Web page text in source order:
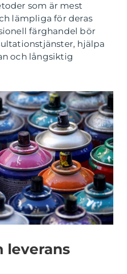
som är mest
lämpliga för deras
färghandel bör
hjälpa
och långsiktig
leverans